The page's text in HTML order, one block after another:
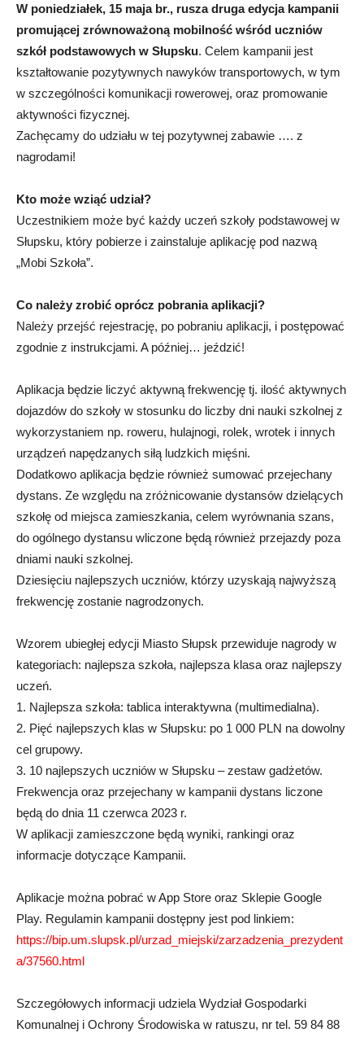
W poniedziałek, 15 maja br., rusza druga edycja kampanii
promującej zrównoważoną mobilność wśród uczniów
szkół podstawowych w Słupsku. Celem kampanii jest
kształtowanie pozytywnych nawyków transportowych, w tym
w szczególności komunikacji rowerowej, oraz promowanie
aktywności fizycznej.
Zachęcamy do udziału w tej pozytywnej zabawie …. z
nagrodami!
Kto może wziąć udział?
Uczestnikiem może być każdy uczeń szkoły podstawowej w
Słupsku, który pobierze i zainstaluje aplikację pod nazwą
„Mobi Szkoła”.
Co należy zrobić oprócz pobrania aplikacji?
Należy przejść rejestrację, po pobraniu aplikacji, i postępować
zgodnie z instrukcjami. A później… jeździć!
Aplikacja będzie liczyć aktywną frekwencję tj. ilość aktywnych
dojazdów do szkoły w stosunku do liczby dni nauki szkolnej z
wykorzystaniem np. roweru, hulajnogi, rolek, wrotek i innych
urządzeń napędzanych siłą ludzkich mięśni.
Dodatkowo aplikacja będzie również sumować przejechany
dystans. Ze względu na zróżnicowanie dystansów dzielących
szkołę od miejsca zamieszkania, celem wyrównania szans,
do ogólnego dystansu wliczone będą również przejazdy poza
dniami nauki szkolnej.
Dziesięciu najlepszych uczniów, którzy uzyskają najwyższą
frekwencję zostanie nagrodzonych.
Wzorem ubiegłej edycji Miasto Słupsk przewiduje nagrody w
kategoriach: najlepsza szkoła, najlepsza klasa oraz najlepszy
uczeń.
1. Najlepsza szkoła: tablica interaktywna (multimedialna).
2. Pięć najlepszych klas w Słupsku: po 1 000 PLN na dowolny
cel grupowy.
3. 10 najlepszych uczniów w Słupsku – zestaw gadżetów.
Frekwencja oraz przejechany w kampanii dystans liczone
będą do dnia 11 czerwca 2023 r.
W aplikacji zamieszczone będą wyniki, rankingi oraz
informacje dotyczące Kampanii.
Aplikacje można pobrać w App Store oraz Sklepie Google
Play. Regulamin kampanii dostępny jest pod linkiem:
https://bip.um.slupsk.pl/urzad_miejski/zarzadzenia_prezydent
a/37560.html
Szczegółowych informacji udziela Wydział Gospodarki
Komunalnej i Ochrony Środowiska w ratuszu, nr tel. 59 84 88